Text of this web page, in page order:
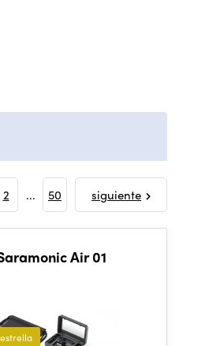
2 ... 50 siguiente
Air 01